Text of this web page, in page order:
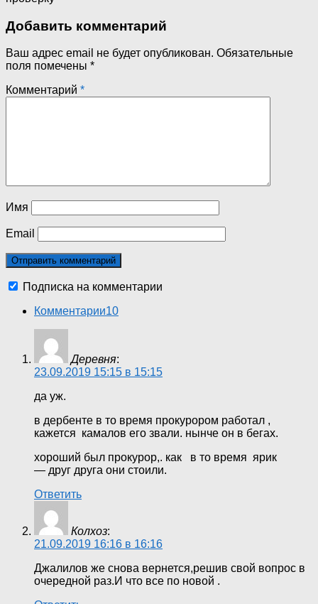
Добавить комментарий
Ваш адрес email не будет опубликован. Обязательные
поля помечены *
Комментарий *
Имя
Email
Подписка на комментарии
Комментарии10
Деревня:
23.09.2019 15:15 в 15:15
да уж.
в дербенте в то время прокурором работал ,
кажется камалов его звали. нынче он в бегах.
хороший был прокурор,. как в то время ярик
— друг друга они стоили.
Ответить
Колхоз:
21.09.2019 16:16 в 16:16
Джалилов же снова вернется,решив свой вопрос в
очередной раз.И что все по новой .